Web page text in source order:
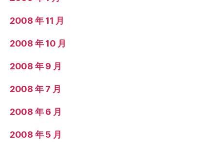
2008 年 11 月
2008 年 10 月
2008 年 9 月
2008 年 7 月
2008 年 6 月
2008 年 5 月